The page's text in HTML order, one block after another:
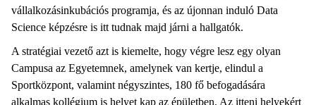
vállalkozásinkubációs programja, és az újonnan induló Data
Science képzésre is itt tudnak majd járni a hallgatók.
A stratégiai vezető azt is kiemelte, hogy végre lesz egy olyan
Campusa az Egyetemnek, amelynek van kertje, elindul a
Sportközpont, valamint négyszintes, 180 fő befogadására
alkalmas kollégium is helyet kap az épületben. Az itteni helyekért